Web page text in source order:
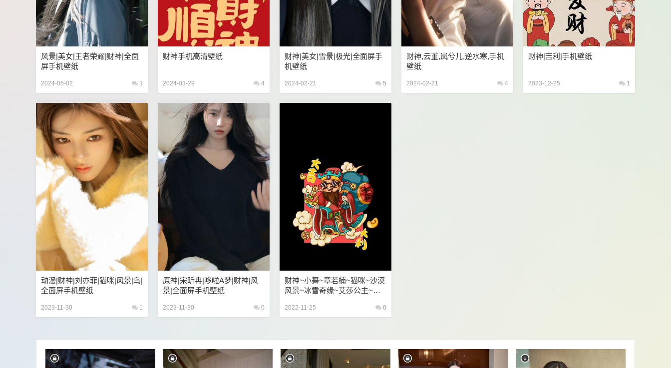
风景|美女|王者荣耀|财神|全面
屏手机壁纸
2024-05-02 3
财神手机高清壁纸
2024-03-29 4
财神|美女|雪景|极光|全面屏手
机壁纸
2024-02-21 5
财神,云堇,岚兮儿,逆水寒,手机
壁纸
2024-02-21 4
财神|吉利|手机壁纸
2023-12-25 1
动漫|财神|刘亦菲|猫咪|风景|鸟|
全面屏手机壁纸
2023-11-30 1
原神|宋昕冉|哆啦A梦|财神|风
景|全面屏手机壁纸
2023-11-30 0
财神~小舞~章若楠~猫咪~沙漠
风景~冰雪奇缘~艾莎公主~手
2022-11-25 0